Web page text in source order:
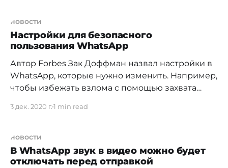
будет поделиться с продавцом как одним
набором. Такая группировка должна облегчить
продавцу отслеживать заказы, управлять
запросами и оформлять продажи.
новости
Настройки для безопасного
пользования WhatsApp
Автор Forbes Зак Доффман назвал настройки в
WhatsApp, которые нужно изменить. Например,
чтобы избежать взлома с помощью захвата
проверка», позволяющая ввести в приложении
включить, зайдя в настройки WhatsApp, а затем
в «Учетную запись», где будет пункт
«Двухшаговая проверка». По словам Доффмана,
3 дек. 2020 г.1 min read
новости
В WhatsApp звук в видео можно будет
отключать перед отправкой